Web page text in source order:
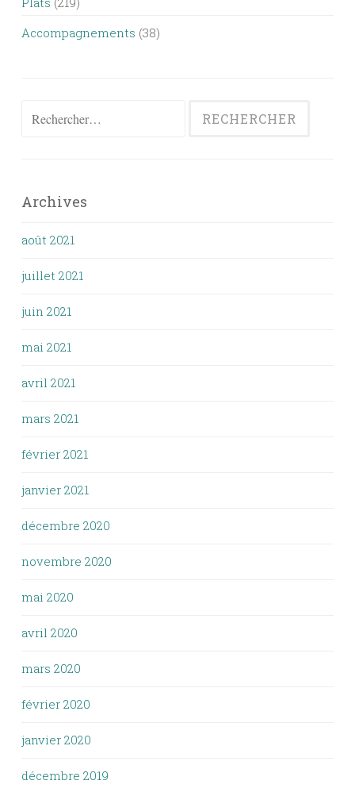
Accompagnements (38)
Rechercher :
Archives
août 2021
juillet 2021
juin 2021
mai 2021
avril 2021
mars 2021
février 2021
janvier 2021
décembre 2020
novembre 2020
mai 2020
avril 2020
mars 2020
février 2020
janvier 2020
décembre 2019